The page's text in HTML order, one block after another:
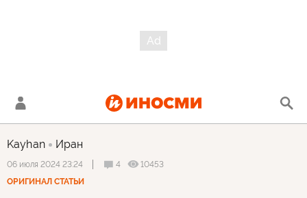
Kayhan Иран
06 июля 2024 23:24 4
10453
ОРИГИНАЛ СТАТЬИ